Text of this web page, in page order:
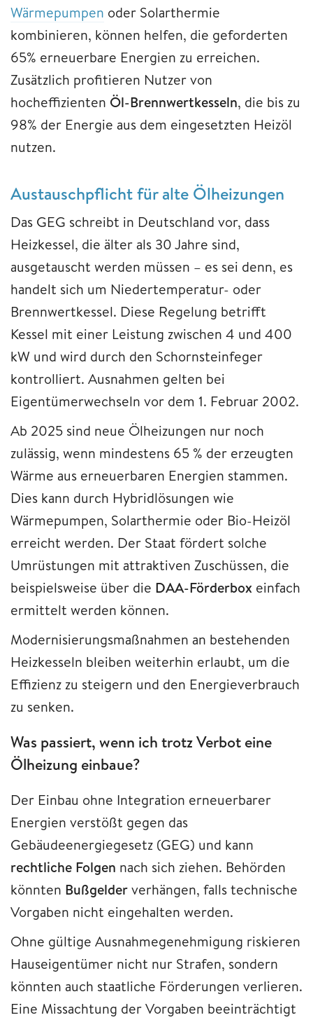
Wärmepumpen oder Solarthermie
kombinieren, können helfen, die geforderten
65% erneuerbare Energien zu erreichen.
Zusätzlich profitieren Nutzer von
hocheffizienten Öl-Brennwertkesseln, die bis zu
98% der Energie aus dem eingesetzten Heizöl
nutzen.
Austauschpflicht für alte Ölheizungen
Das GEG schreibt in Deutschland vor, dass
Heizkessel, die älter als 30 Jahre sind,
ausgetauscht werden müssen – es sei denn, es
handelt sich um Niedertemperatur- oder
Brennwertkessel. Diese Regelung betrifft
Kessel mit einer Leistung zwischen 4 und 400
kW und wird durch den Schornsteinfeger
kontrolliert. Ausnahmen gelten bei
Eigentümerwechseln vor dem 1. Februar 2002.
Ab 2025 sind neue Ölheizungen nur noch
zulässig, wenn mindestens 65 % der erzeugten
Wärme aus erneuerbaren Energien stammen.
Dies kann durch Hybridlösungen wie
Wärmepumpen, Solarthermie oder Bio-Heizöl
erreicht werden. Der Staat fördert solche
Umrüstungen mit attraktiven Zuschüssen, die
beispielsweise über die DAA-Förderbox einfach
ermittelt werden können.
Modernisierungsmaßnahmen an bestehenden
Heizkesseln bleiben weiterhin erlaubt, um die
Effizienz zu steigern und den Energieverbrauch
zu senken.
Was passiert, wenn ich trotz Verbot eine
Ölheizung einbaue?
Der Einbau ohne Integration erneuerbarer
Energien verstößt gegen das
Gebäudeenergiegesetz (GEG) und kann
rechtliche Folgen nach sich ziehen. Behörden
könnten Bußgelderverhängen, falls technische
Vorgaben nicht eingehalten werden.
Ohne gültige Ausnahmegenehmigung riskieren
Hauseigentümer nicht nur Strafen, sondern
könnten auch staatliche Förderungen verlieren.
Eine Missachtung der Vorgaben beeinträchtigt